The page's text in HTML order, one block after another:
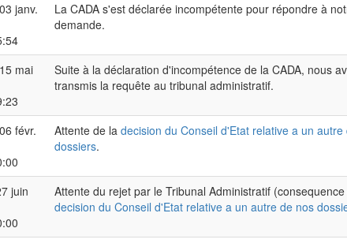
janv.
La CADA s'est déclarée incompétente pour répondre à
demande.
mai
Suite à la déclaration d'incompétence de la CADA, nous
transmis la requête au tribunal administratif.
févr.
Attente de la decision du Conseil d'Etat relative a un autre
dossiers.
juin
Attente du rejet par le Tribunal Administratif
decision du Conseil d'Etat relative a un autre de nos